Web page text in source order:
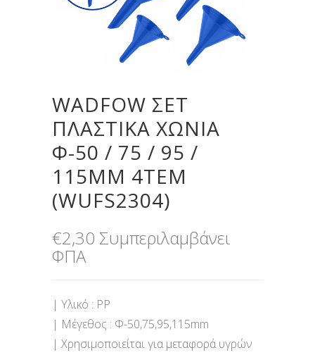
WADFOW ΣΕΤ
ΠΛΑΣΤΙΚΑ ΧΩΝΙΑ
Φ-50 / 75 / 95 /
115MM 4ΤΕΜ
(WUFS2304)
€2,30 Συμπεριλαμβάνει
ΦΠΑ
| Υλικό : PP
| Μέγεθος : Φ-50,75,95,115mm
| Χρησιμοποιείται για μεταφορά υγρών